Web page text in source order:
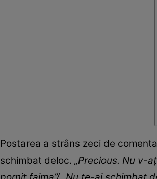
Postarea a strâns zeci de
schimbat deloc. „Precious. Nu v-